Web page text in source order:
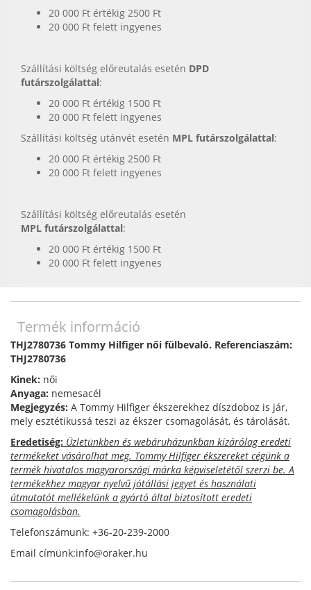
20 000 Ft értékig 2500 Ft
20 000 Ft felett ingyenes
Szállítási költség előreutalás esetén DPD
futárszolgálattal:
20 000 Ft értékig 1500 Ft
20 000 Ft felett ingyenes
Szállítási költség utánvét esetén MPL futárszolgálattal:
20 000 Ft értékig 2500 Ft
20 000 Ft felett ingyenes
Szállítási költség előreutalás esetén
MPL futárszolgálattal:
20 000 Ft értékig 1500 Ft
20 000 Ft felett ingyenes
Termék információ
THJ2780736 Tommy Hilfiger női fülbevaló. Referenciaszám:
THJ2780736
Kinek: női
Anyaga: nemesacél
Megjegyzés: A Tommy Hilfiger ékszerekhez díszdoboz is jár,
mely esztétikussá teszi az ékszer csomagolását, és tárolását.
Eredetiség: Üzletünkben és webáruházunkban kizárólag eredeti
termékeket vásárolhat meg. Tommy Hilfiger ékszereket cégünk a
termék hivatalos magyarországi márka képviseletétől szerzi be. A
termékekhez magyar nyelvű jótállási jegyet és használati
útmutatót mellékelünk a gyártó által biztosított eredeti
csomagolásban.
Telefonszámunk: +36-20-239-2000
Email címünk:info@oraker.hu